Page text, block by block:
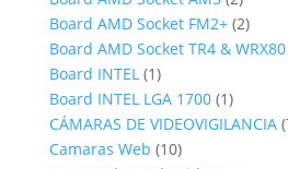
Board AMD Socket FM2+ 22
Board AMD Socket TR4 & WRX80
Board INTEL 11
producto
Board INTEL LGA 1700 11
CÁMARAS DE VIDEOVIGILANCIA
Camaras Web 1010